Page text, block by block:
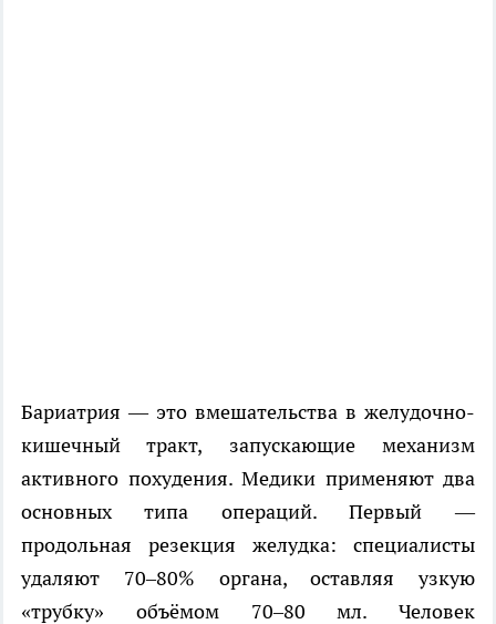
Бариатрия — это вмешательства в желудочно-
кишечный тракт, запускающие механизм
активного похудения. Медики применяют два
основных типа операций. Первый —
продольная резекция желудка: специалисты
удаляют 70–80% органа, оставляя узкую
«трубку» объёмом 70–80 мл. Человек